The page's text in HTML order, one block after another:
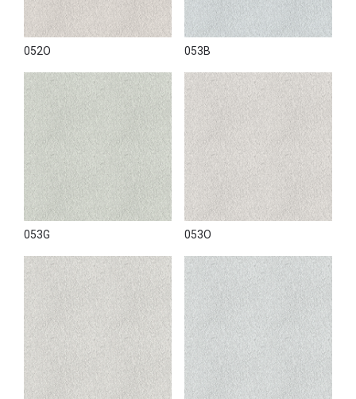
052O 053B
053G 053O